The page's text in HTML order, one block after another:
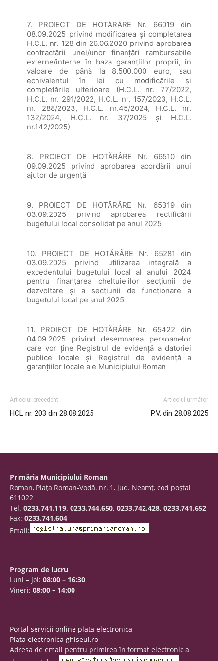
7. PROIECT DE HOTĂRÂRE Nr. 66019 din
08.09.2025 privind modificarea și completarea
H.C.L. nr. 128 din 26.06.2020 privind aprobarea
contractării unei/unor finanțări rambursabile
externe/interne în baza garanțiilor proprii, în
valoare de până la 8.500.000 euro, sau
echivalentul în lei cu modificările și
completările ulterioare (H.C.L. nr. 77/2022,
H.C.L. nr. 291/2022, H.C.L. nr. 157/2023, H.C.L.
nr. 288/2023, H.C.L. nr.45/2024, H.C.L. nr.
132/2024, H.C.L. nr. 37/2025 și H.C.L.
nr.142/2025)
8. PROIECT DE HOTĂRÂRE Nr. 66510 din
09.09.2025 privind aprobarea acordării unui
ajutor de urgență
9. PROIECT DE HOTĂRÂRE Nr. 65319 din
03.09.2025 privind aprobarea rectificării
bugetului local consolidat pe anul 2025
10. PROIECT DE HOTĂRÂRE Nr. 65281 din
03.09.2025 privind utilizarea integrală a
excedentului bugetului local al anului 2024
pentru finanțarea cheltuielilor secțiunii de
dezvoltare și a secțiunii de funcționare a
bugetului local pe anul 2025
11. PROIECT DE HOTĂRÂRE Nr. 65422 din
04.09.2025 privind desemnarea persoanelor
care vor ține Registrul de evidență a datoriei
publice locale și Registrul de evidență a
garanțiilor locale ale Municipiului Roman
Articolul precedent
HCL nr. 203 din 28.08.2025
Articolul următor
P.V. din 28.08.2025
Primăria Municipiului Roman
Roman, Piaţa Roman-Vodă, nr. 1, jud. Neamţ, cod poştal
611022
Tel. 0233.741.119, 0233.744.650, 0233.742.428, 0233.741.652
Fax: 0233.741.604
Email:
Program de lucru
Luni – Joi: 08:00 – 16:30
Vineri: 08:00 – 14:00
Portal servicii online plata electronica
Plata electronica ghiseul.ro
Adresa de email pentru primirea în format electronic a